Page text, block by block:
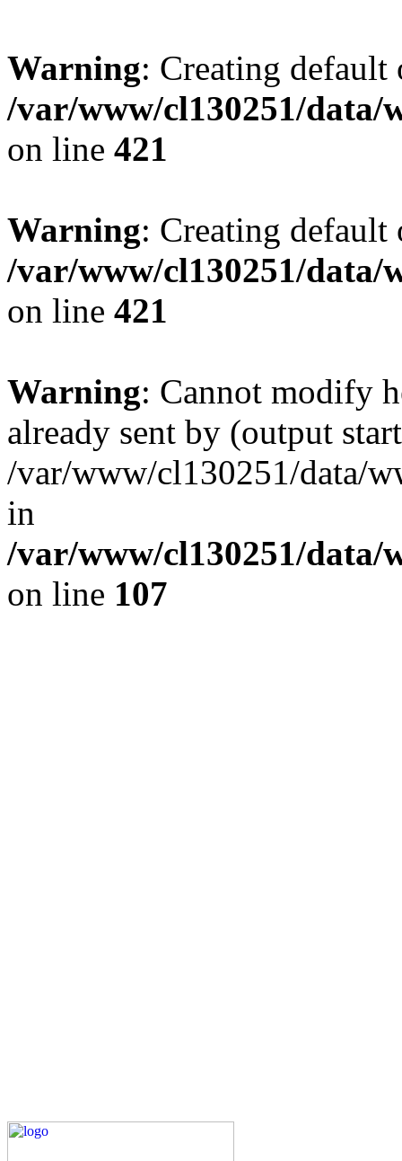
Warning: Creating
/var/www/cl130251/data/
on line 421
Warning: Creating
/var/www/cl130251/data/
on line 421
Warning: Cannot modify
already sent by (output
/var/www/cl130251/data/
in
/var/www/cl130251/data/
on line 107